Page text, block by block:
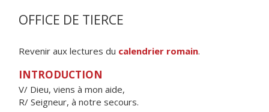
OFFICE DE TIERCE
Revenir aux lectures du calendrier romain.
INTRODUCTION
V/ Dieu, viens à mon aide,
R/ Seigneur, à notre secours.